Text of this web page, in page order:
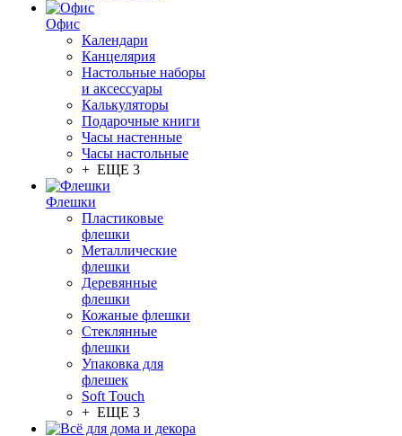
Офис
Календари
Канцелярия
Настольные наборы
и аксессуары
Калькуляторы
Подарочные книги
Часы настенные
Часы настольные
+ ЕЩЕ 3
Флешки
Пластиковые
флешки
Металлические
флешки
Деревянные
флешки
Кожаные флешки
Стеклянные
флешки
Упаковка для
флешек
Soft Touch
+ ЕЩЕ 3